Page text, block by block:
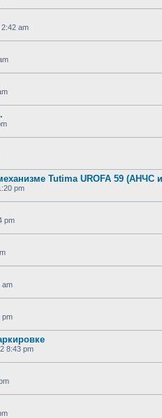
am
Tutima UROFA 59 (АНЧС
pm
pm
am
pm
8:43 pm